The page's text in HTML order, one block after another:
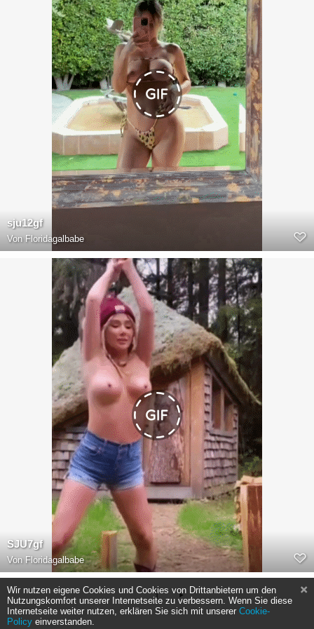
sju12gf
Von Floridagalbabe
SJU7gf
Von Floridagalbabe
1
Wir nutzen eigene Cookies und Cookies von Drittanbietern um den
Nutzungskomfort unserer Internetseite zu verbessern. Wenn Sie diese
Internetseite weiter nutzen, erklären Sie sich mit unserer Cookie-
Policy einverstanden.